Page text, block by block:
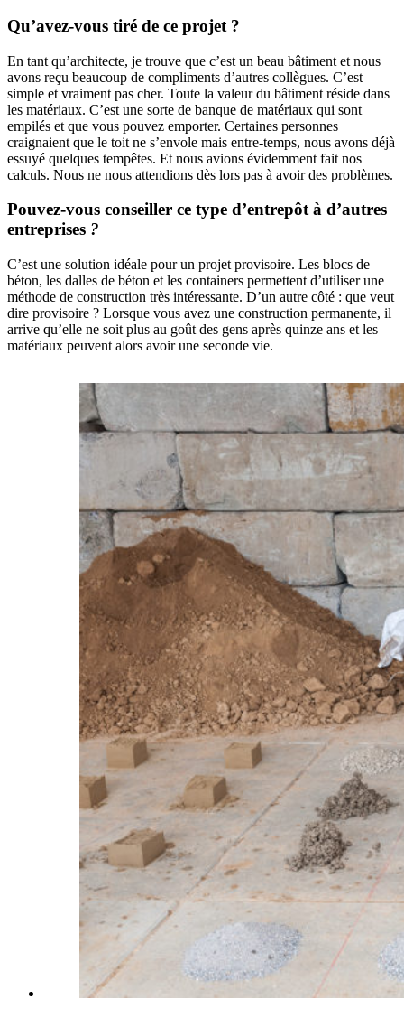
Qu’avez-vous tiré de ce projet ?
En tant qu’architecte, je trouve que c’est un beau bâtiment et nous
avons reçu beaucoup de compliments d’autres collègues. C’est
simple et vraiment pas cher. Toute la valeur du bâtiment réside dans
les matériaux. C’est une sorte de banque de matériaux qui sont
empilés et que vous pouvez emporter. Certaines personnes
craignaient que le toit ne s’envole mais entre-temps, nous avons déjà
essuyé quelques tempêtes. Et nous avions évidemment fait nos
calculs. Nous ne nous attendions dès lors pas à avoir des problèmes.
Pouvez-vous conseiller ce type d’entrepôt à d’autres
entreprises ?
C’est une solution idéale pour un projet provisoire. Les blocs de
béton, les dalles de béton et les containers permettent d’utiliser une
méthode de construction très intéressante. D’un autre côté : que veut
dire provisoire ? Lorsque vous avez une construction permanente, il
arrive qu’elle ne soit plus au goût des gens après quinze ans et les
matériaux peuvent alors avoir une seconde vie.